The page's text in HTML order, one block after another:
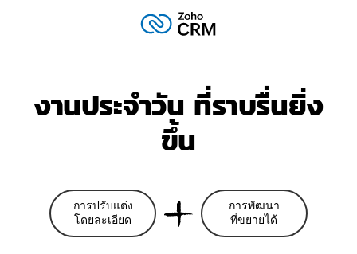
งานประจำวัน ที่ราบรื่นยิ่ง
ขึ้น
การปรับแต่ง
โดยละเอียด
การพัฒนา
ที่ขยายได้